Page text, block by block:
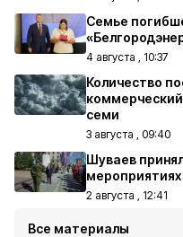
Семье
4 августа , 10:37
Количество
семи
3 августа , 09:40
Шуваев
2 августа , 12:41
Все материалы